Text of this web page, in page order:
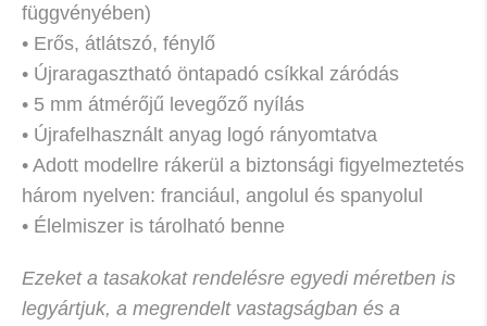
függvényében)
• Erős, átlátszó, fénylő
• Újraragasztható öntapadó csíkkal záródás
• 5 mm átmérőjű levegőző nyílás
• Újrafelhasznált anyag logó rányomtatva
• Adott modellre rákerül a biztonsági figyelmeztetés
három nyelven: franciául, angolul és spanyolul
• Élelmiszer is tárolható benne
Ezeket a tasakokat rendelésre egyedi méretben is
legyártjuk, a megrendelt vastagságban és a